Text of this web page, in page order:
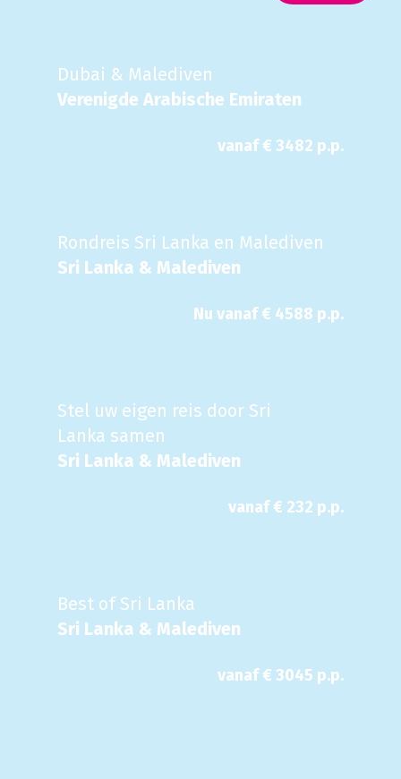
Dubai & Malediven
Verenigde Arabische Emiraten
vanaf € 3482 p.p.
Rondreis Sri Lanka en Malediven
Sri Lanka & Malediven
Nu vanaf € 4588 p.p.
Stel uw eigen reis door Sri
Lanka samen
Sri Lanka & Malediven
vanaf € 232 p.p.
Best of Sri Lanka
Sri Lanka & Malediven
vanaf € 3045 p.p.